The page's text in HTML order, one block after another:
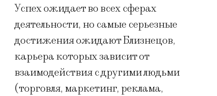
Успех ожидает во всех сферах
деятельности, но самые серьезные
достижения ожидают Близнецов,
карьера которых зависит от
взаимодействия с другими людьми
(торговля, маркетинг, реклама,